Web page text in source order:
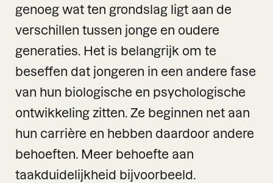
genoeg wat ten grondslag ligt aan de
verschillen tussen jonge en oudere
generaties. Het is belangrijk om te
beseffen dat jongeren in een andere fase
van hun biologische en psychologische
ontwikkeling zitten. Ze beginnen net aan
hun carrière en hebben daardoor andere
behoeften. Meer behoefte aan
taakduidelijkheid bijvoorbeeld.